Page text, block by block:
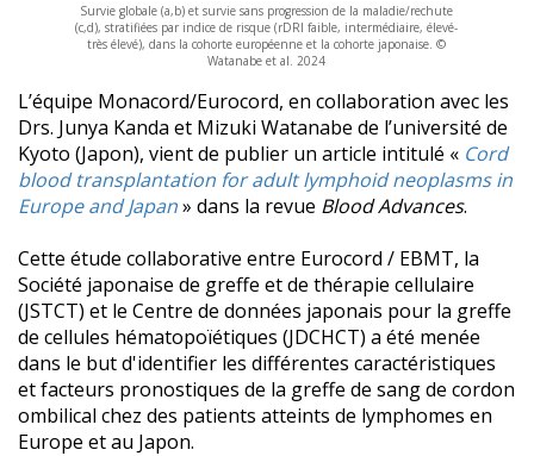
Survie globale (a,b) et survie sans progression de la maladie/rechute
(c,d), stratifiées par indice de risque (rDRI faible, intermédiaire, élevé-
très élevé), dans la cohorte européenne et la cohorte japonaise. ©
Watanabe et al. 2024
L’équipe Monacord/Eurocord, en collaboration avec les
Drs. Junya Kanda et Mizuki Watanabe de l’université de
Kyoto (Japon), vient de publier un article intitulé « Cord
blood transplantation for adult lymphoid neoplasms in
Europe and Japan» dans la revue Blood Advances.
Cette étude collaborative entre Eurocord / EBMT, la
Société japonaise de greffe et de thérapie cellulaire
(JSTCT) et le Centre de données japonais pour la greffe
de cellules hématopoïétiques (JDCHCT) a été menée
dans le but d'identifier les différentes caractéristiques
et facteurs pronostiques de la greffe de sang de cordon
ombilical chez des patients atteints de lymphomes en
Europe et au Japon.